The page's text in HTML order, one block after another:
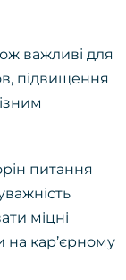
важливі для
підвищення
питання
міцні
на кар’єрному